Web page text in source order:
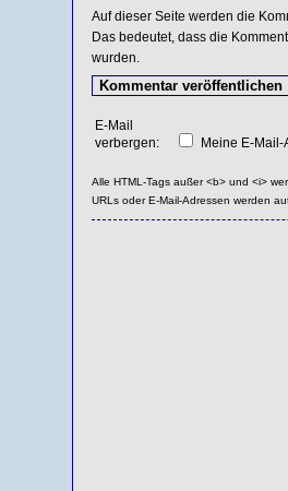
Auf dieser Seite werden die
Das bedeutet, dass die
wurden.
E-Mail
verbergen:
Meine E-
Alle HTML-Tags außer <b> und <i>
URLs oder E-Mail-Adressen werden